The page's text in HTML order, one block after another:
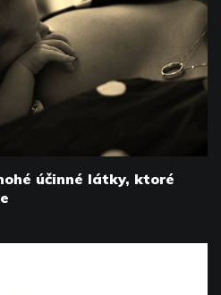
účinné látky, ktoré